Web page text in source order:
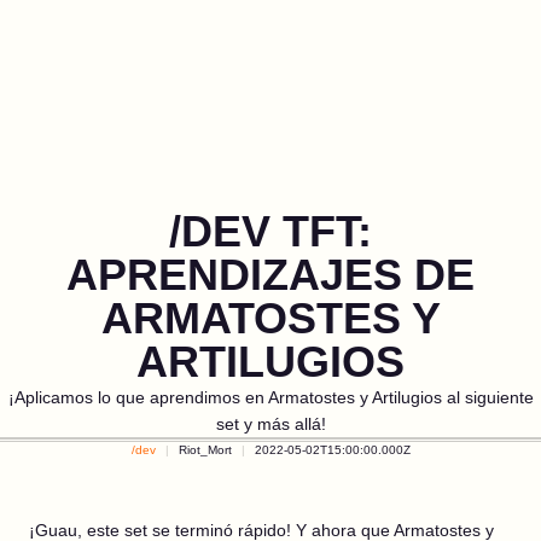
/DEV TFT:
APRENDIZAJES DE
ARMATOSTES Y
ARTILUGIOS
¡Aplicamos lo que aprendimos en Armatostes y Artilugios al siguiente
set y más allá!
/dev Riot_Mort 2022-05-02T15:00:00.000Z
¡Guau, este set se terminó rápido! Y ahora que Armatostes y